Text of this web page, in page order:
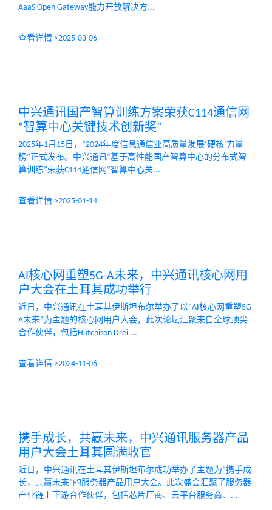
AaaS Open Gateway能力开放解决方...
查看详情 >2025-03-06
中兴通讯国产智算训练方案荣获C114通信网
“智算中心关键技术创新奖”
2025年1月15日，“2024年度信息通信业高质量发展‘硬核’力量
榜”正式发布。中兴通讯“基于高性能国产智算中心的分布式智
算训练”荣获C114通信网“智算中心关...
查看详情 >2025-01-14
AI核心网重塑5G-A未来，中兴通讯核心网用
户大会在土耳其成功举行
近日，中兴通讯在土耳其伊斯坦布尔举办了以“AI核心网重塑5G-
A未来”为主题的核心网用户大会，此次论坛汇聚来自全球顶尖
合作伙伴，包括Hutchison Drei ...
查看详情 >2024-11-06
携手成长，共赢未来，中兴通讯服务器产品
用户大会土耳其圆满收官
近日，中兴通讯在土耳其伊斯坦布尔成功举办了主题为“携手成
长，共赢未来”的服务器产品用户大会。此次盛会汇聚了服务器
产业链上下游合作伙伴，包括芯片厂商、云平台服务商、...